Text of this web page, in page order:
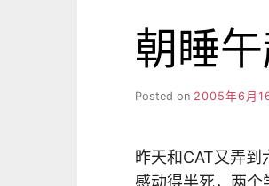
朝睡
Posted on 2005年6月
昨天和CAT又弄
感动得半死，两